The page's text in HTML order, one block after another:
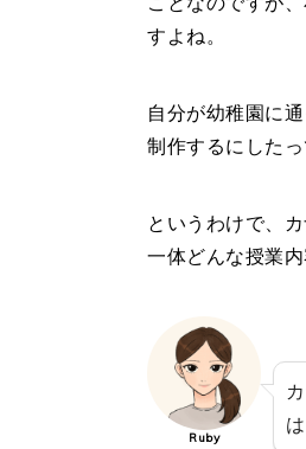
すよね。
自分が幼稚園に
制作するにした
というわけで、
一体どんな授業
Ruby